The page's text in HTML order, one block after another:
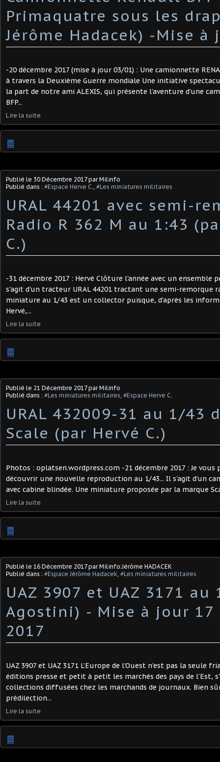
Primaquatre sous les
Jérôme Hadacek) -Mise à
-20 décembre 2017 (mise à jour 03/01) : Une camionnette
à travers la Deuxième Guerre mondiale Une initiative
la part de notre ami ALEXIS, qui présente l’aventure d’une
BFP...
Lire la suite
…
Publié le 30 Décembre 2017par Milinfo
Publié dans : #Espace Herve C., #Les miniatures militaires
URAL 44201 avec semi-
Radio R 362 M au 1:43
C.)
-31 décembre 2017 : Hervé Clôture l'année avec un ensemble
s'agit d'un tracteur URAL 44201 tractant une semi-remorque
miniature au 1/43 est un collector puisque, d'après les
Hervé,...
Lire la suite
…
Publié le 21 Décembre 2017par Milinfo
Publié dans : #Les miniatures militaires, #Espace Herve C.
URAL 432009-31 au 1/43
Scale (par Hervé C.)
Photos : oplatsen.wordpress.com -21 décembre 2017 : Je
découvrir une nouvelle reproduction au 1/43... Il s'agit d'un
avec cabine blindée. Une miniature proposée par la marque
Lire la suite
…
Publié le 16 Décembre 2017par Milinfo:Jérôme HADACEK
Publié dans : #Espace Jérôme Hadacek, #Les miniatures militaires
UAZ 3907 et UAZ 3171 au
Agostini) - Mise à jour 17
2017
UAZ 3907 et UAZ 3171 L’Europe de l’Ouest n’est pas la seule
éditions presse et petit à petit les marchés des pays de l’Est,
collections diffusées chez les marchands de journaux. Bien
prédilection...
Lire la suite
…